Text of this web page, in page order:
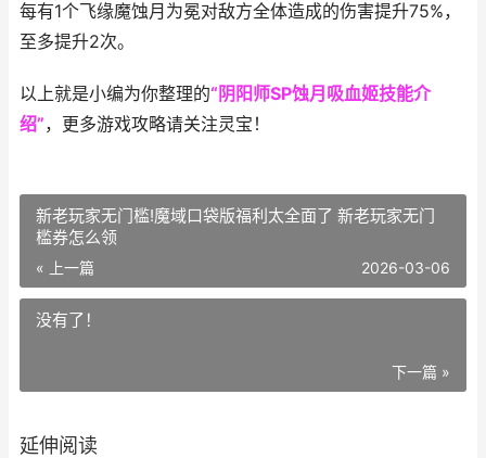
每有1个飞缘魔蚀月为冕对敌方全体造成的伤害提升75%，
至多提升2次。
以上就是小编为你整理的“阴阳师SP蚀月吸血姬技能介
绍”，更多游戏攻略请关注灵宝！
新老玩家无门槛!魔域口袋版福利太全面了 新老玩家无门
槛券怎么领
« 上一篇 2026-03-06
没有了！
下一篇 »
延伸阅读